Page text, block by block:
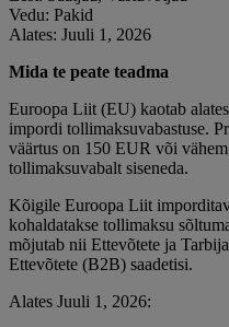
Vedu: Pakid
Alates: Juuli 1, 2026
Mida te peate teadma
Euroopa Liit (EU) kaotab
impordi tollimaksuvabastuse.
väärtus on 150 EUR või
tollimaksuvabalt siseneda.
Kõigile Euroopa Liit
kohaldatakse tollimaksu
mõjutab nii Ettevõtete ja
Ettevõtete (B2B) saadetisi.
Alates Juuli 1, 2026: